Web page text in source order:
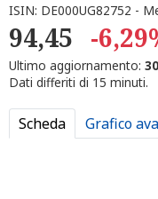
ISIN: DE000UG82752 -
94,45 -
Ultimo aggiornamento:
Dati differiti di 15 minuti.
Scheda Grafico